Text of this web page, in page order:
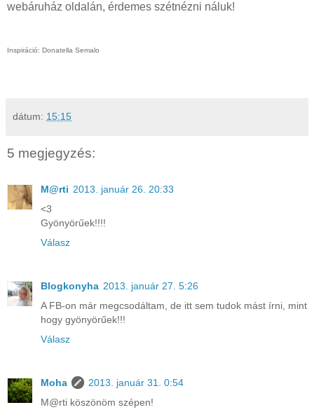
webáruház oldalán, érdemes szétnézni náluk!
Inspiráció: Donatella Semalo
dátum: 15:15
5 megjegyzés:
M@rti 2013. január 26. 20:33
<3
Gyönyörűek!!!!
Válasz
Blogkonyha 2013. január 27. 5:26
A FB-on már megcsodáltam, de itt sem tudok mást írni, mint
hogy gyönyörűek!!!
Válasz
Moha
2013. január 31. 0:54
M@rti köszönöm szépen!